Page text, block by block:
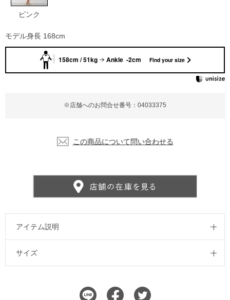
※店舗へのお問合せ番号：04033375
ピンク
この商品について問い合わせる
モデル身長 168cm
アイテム説明
サイズ
158cm / 51kg Ankle -2cm Find your size